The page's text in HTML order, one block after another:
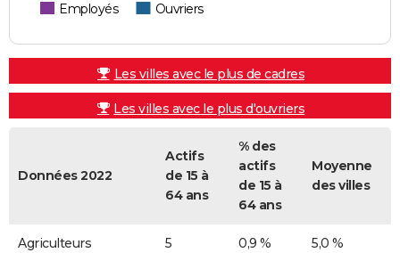
Employés
Ouvriers
Les villes avec le plus de cadres
Les villes avec le plus d'ouvriers
Données 2022
Actifs
de 15 à
64 ans
% des
actifs
de 15 à
64 ans
Moyenne
des villes
Agriculteurs
5 0,9 % 5,0 %